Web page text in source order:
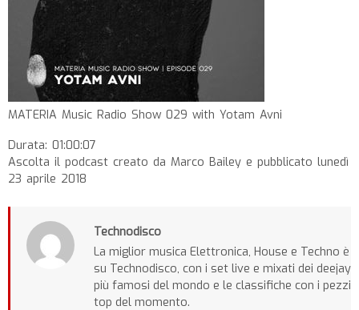
MATERIA Music Radio Show 029 with Yotam Avni
Durata: 01:00:07
Ascolta il podcast creato da Marco Bailey e pubblicato lunedì
23 aprile 2018
Technodisco
La miglior musica Elettronica, House e Techno è
su Technodisco, con i set live e mixati dei deejay
più famosi del mondo e le classifiche con i pezzi
top del momento.